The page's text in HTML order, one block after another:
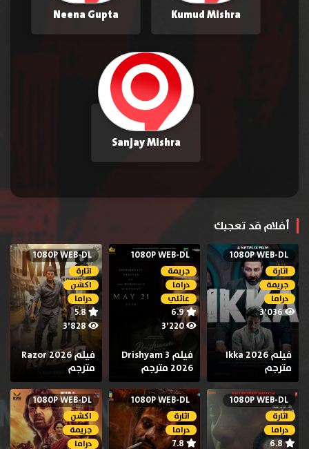
Kumud Mishra
Neena Gupta
Sanjay Mishra
أفلام قد تعجبك
1080P WEB-DL
اثارة
جريمة
دراما
3٬036
فيلم Ikka 2026
مترجم
1080P WEB-DL
جريمة
دراما
عائلي
6.9
3٬220
فيلم Drishyam 3
2026 مترجم
1080P WEB-DL
اثارة
اكشن
دراما
5.8
3٬828
فيلم Razor 2026
مترجم
1080P WEB-DL
اثارة
دراما
6.8
1080P WEB-DL
اثارة
دراما
7.8
1080P WEB-DL
اكشن
جريمة
دراما